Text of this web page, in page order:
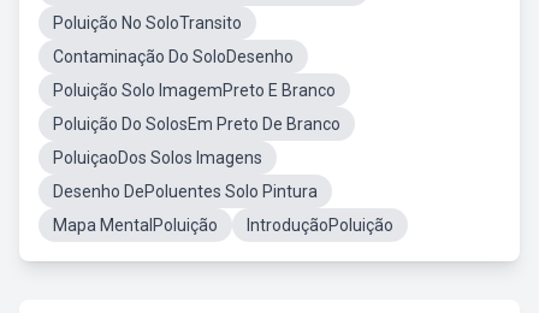
Poluição No SoloTransito
Contaminação Do SoloDesenho
Poluição Solo ImagemPreto E Branco
Poluição Do SolosEm Preto De Branco
PoluiçaoDos Solos Imagens
Desenho DePoluentes Solo Pintura
Mapa MentalPoluição
IntroduçãoPoluição